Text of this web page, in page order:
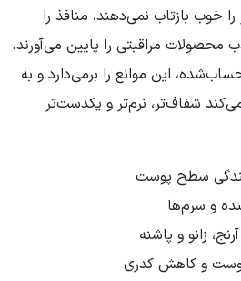
خوب بازتاب نمی‌دهند، منافذ را
مراقبتی را پایین می‌آورند.
این موانع را برمی‌دارد و به
شفاف‌تر، نرم‌تر و یکدست‌تر
سطح پوست
و سرم‌ها
زانو و پاشنه
و کاهش کدری